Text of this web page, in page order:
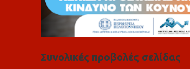
Συνολικές προβολές σελίδας